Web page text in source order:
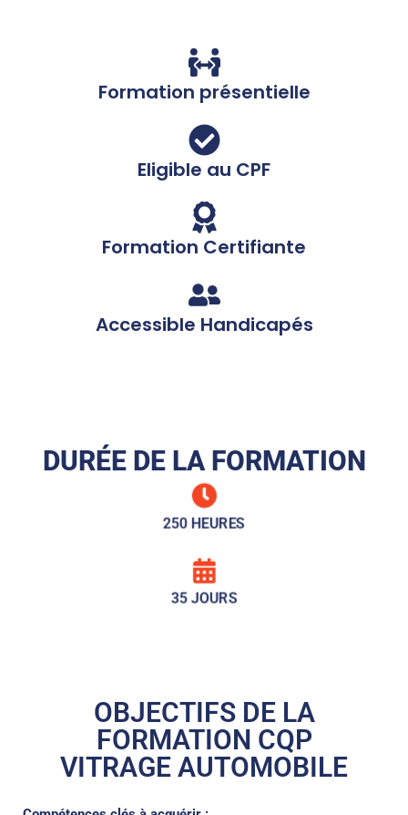
Formation présentielle
Eligible au CPF
Formation Certifiante
Accessible Handicapés
DURÉE DE LA FORMATION
250 HEURES
35 JOURS
OBJECTIFS DE LA
FORMATION CQP
VITRAGE AUTOMOBILE